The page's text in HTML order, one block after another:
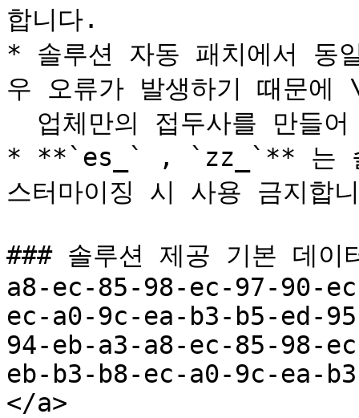
합니다.
* 솔루션 자동 패치에서 동
우 오류가 발생하기 때문에
* **`es_` , `zz_`** 는 솔
스터마이징 시 사용 금지합
### 솔루션 제공 기본 데
a8-ec-85-98-ec-97-90-
ec-a0-9c-ea-b3-b5-ed-
94-eb-a3-a8-ec-85-98-
eb-b3-b8-ec-a0-9c-ea-
</a>